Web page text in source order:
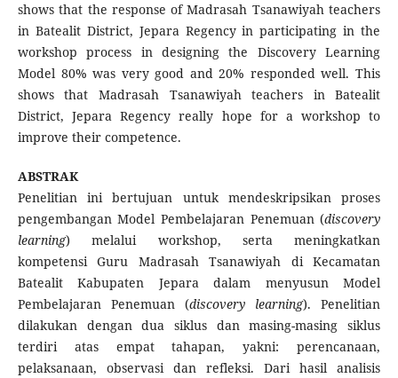
shows that the response of Madrasah Tsanawiyah teachers
in Batealit District, Jepara Regency in participating in the
workshop process in designing the Discovery Learning
Model 80% was very good and 20% responded well. This
shows that Madrasah Tsanawiyah teachers in Batealit
District, Jepara Regency really hope for a workshop to
improve their competence.
ABSTRAK
Penelitian ini bertujuan untuk mendeskripsikan proses
pengembangan Model Pembelajaran Penemuan (discovery
learning) melalui workshop, serta meningkatkan
kompetensi Guru Madrasah Tsanawiyah di Kecamatan
Batealit Kabupaten Jepara dalam menyusun Model
Pembelajaran Penemuan (discovery learning). Penelitian
dilakukan dengan dua siklus dan masing-masing siklus
terdiri atas empat tahapan, yakni: perencanaan,
pelaksanaan, observasi dan refleksi. Dari hasil analisis